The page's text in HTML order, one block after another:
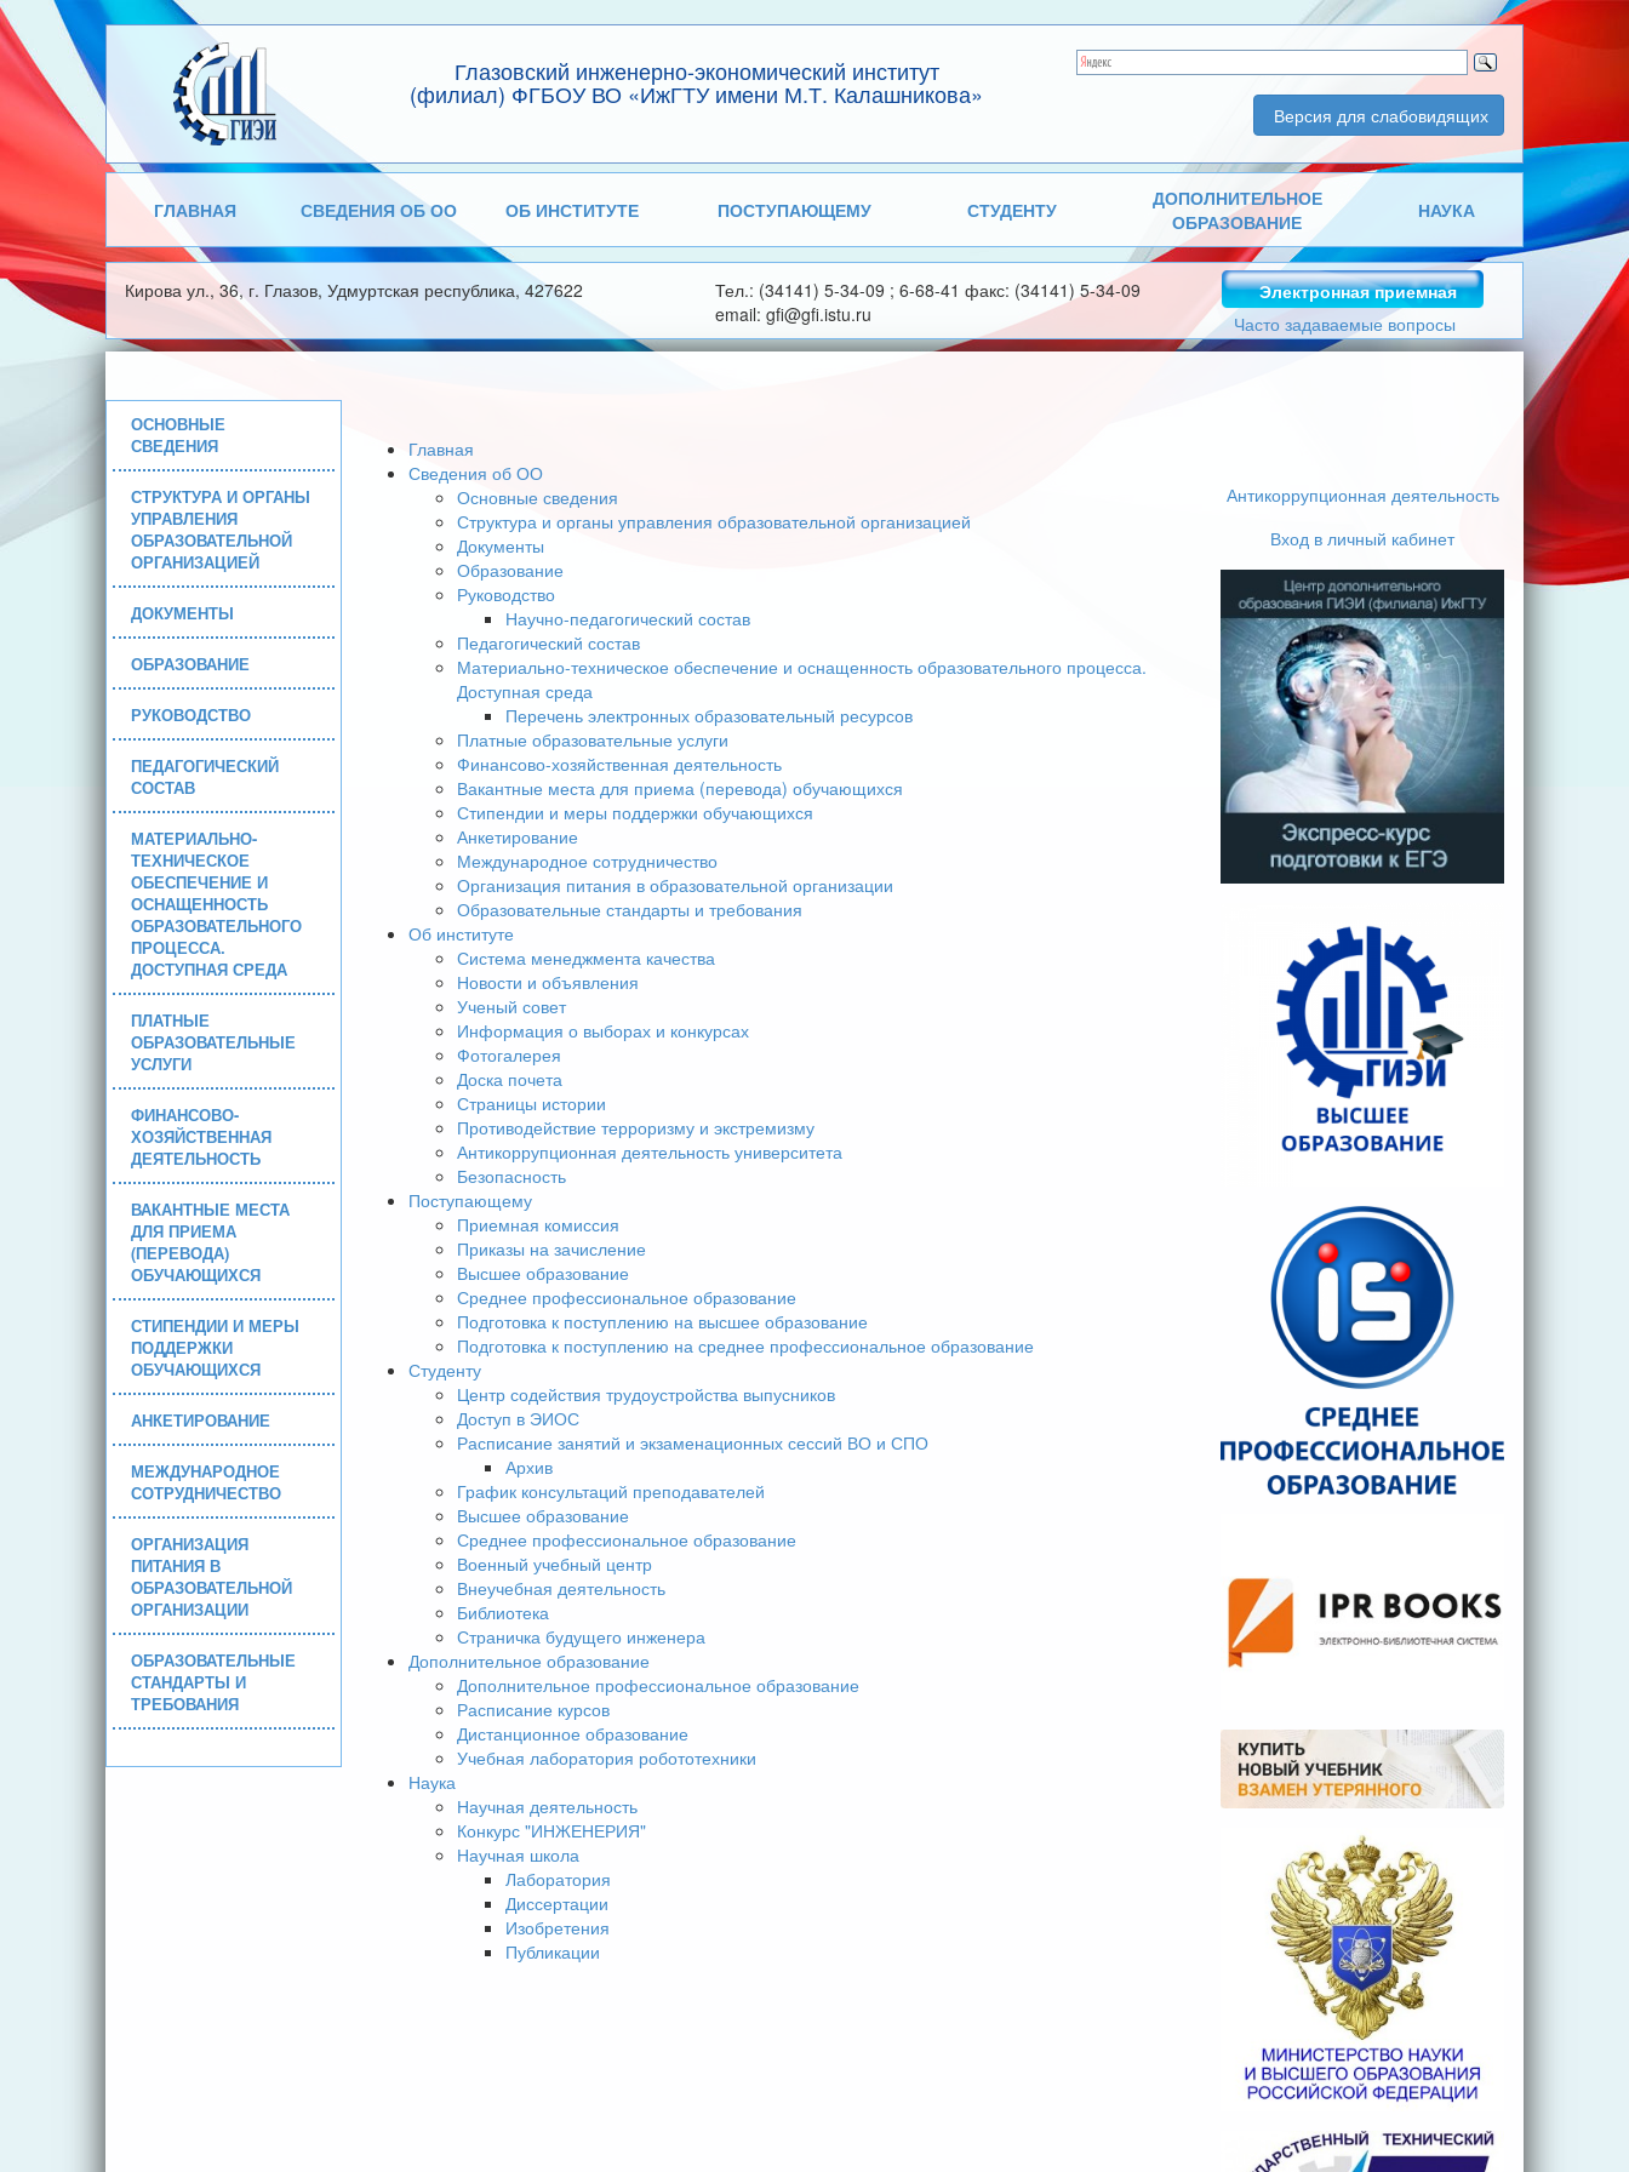
Глазовский инженерно-экономический институт
(филиал) ФГБОУ ВО «ИжГТУ имени М.Т. Калашникова»
Версия для слабовидящих
ГЛАВНАЯ СВЕДЕНИЯ ОБ ОО ОБ ИНСТИТУТЕ ПОСТУПАЮЩЕМУ СТУДЕНТУ
ДОПОЛНИТЕЛЬНОЕ
ОБРАЗОВАНИЕ
НАУКА
Кирова ул., 36, г. Глазов, Удмуртская республика, 427622
Тел.: (34141) 5-34-09 ; 6-68-41 факс: (34141) 5-34-09
email: gfi@gfi.istu.ru
Электронная приемная
Часто задаваемые вопросы
ОСНОВНЫЕ
СВЕДЕНИЯ
СТРУКТУРА И ОРГАНЫ
УПРАВЛЕНИЯ
ОБРАЗОВАТЕЛЬНОЙ
ОРГАНИЗАЦИЕЙ
ДОКУМЕНТЫ
ОБРАЗОВАНИЕ
РУКОВОДСТВО
ПЕДАГОГИЧЕСКИЙ
СОСТАВ
МАТЕРИАЛЬНО-
ТЕХНИЧЕСКОЕ
ОБЕСПЕЧЕНИЕ И
ОСНАЩЕННОСТЬ
ОБРАЗОВАТЕЛЬНОГО
ПРОЦЕССА.
ДОСТУПНАЯ СРЕДА
ПЛАТНЫЕ
ОБРАЗОВАТЕЛЬНЫЕ
УСЛУГИ
ФИНАНСОВО-
ХОЗЯЙСТВЕННАЯ
ДЕЯТЕЛЬНОСТЬ
ВАКАНТНЫЕ МЕСТА
ДЛЯ ПРИЕМА
(ПЕРЕВОДА)
ОБУЧАЮЩИХСЯ
СТИПЕНДИИ И МЕРЫ
ПОДДЕРЖКИ
ОБУЧАЮЩИХСЯ
АНКЕТИРОВАНИЕ
МЕЖДУНАРОДНОЕ
СОТРУДНИЧЕСТВО
ОРГАНИЗАЦИЯ
ПИТАНИЯ В
ОБРАЗОВАТЕЛЬНОЙ
ОРГАНИЗАЦИИ
ОБРАЗОВАТЕЛЬНЫЕ
СТАНДАРТЫ И
ТРЕБОВАНИЯ
Главная
Сведения об ОО
Основные сведения
Структура и органы управления образовательной организацией
Документы
Образование
Руководство
Научно-педагогический состав
Педагогический состав
Материально-техническое обеспечение и оснащенность образовательного процесса.
Доступная среда
Перечень электронных образовательный ресурсов
Платные образовательные услуги
Финансово-хозяйственная деятельность
Вакантные места для приема (перевода) обучающихся
Стипендии и меры поддержки обучающихся
Анкетирование
Международное сотрудничество
Организация питания в образовательной организации
Образовательные стандарты и требования
Об институте
Система менеджмента качества
Новости и объявления
Ученый совет
Информация о выборах и конкурсах
Фотогалерея
Доска почета
Страницы истории
Противодействие терроризму и экстремизму
Антикоррупционная деятельность университета
Безопасность
Поступающему
Приемная комиссия
Приказы на зачисление
Высшее образование
Среднее профессиональное образование
Подготовка к поступлению на высшее образование
Подготовка к поступлению на среднее профессиональное образование
Студенту
Центр содействия трудоустройства выпусников
Доступ в ЭИОС
Расписание занятий и экзаменационных сессий ВО и СПО
Архив
График консультаций преподавателей
Высшее образование
Среднее профессиональное образование
Военный учебный центр
Внеучебная деятельность
Библиотека
Страничка будущего инженера
Дополнительное образование
Дополнительное профессиональное образование
Расписание курсов
Дистанционное образование
Учебная лаборатория робототехники
Наука
Научная деятельность
Конкурс "ИНЖЕНЕРИЯ"
Научная школа
Лаборатория
Диссертации
Изобретения
Публикации
Антикоррупционная деятельность
Вход в личный кабинет